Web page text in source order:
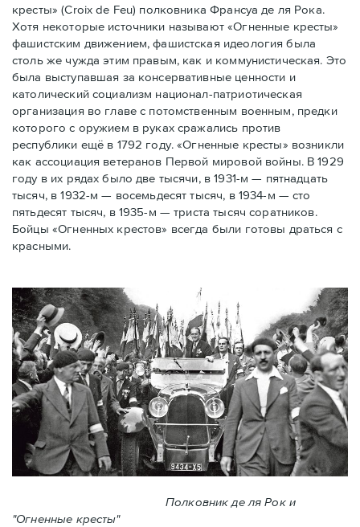
кресты» (Croix de Feu) полковника Франсуа де ля Рока.
Хотя некоторые источники называют «Огненные крeсты»
фашистским движением, фашистская идеология была
столь же чужда этим правым, как и коммунистическая. Это
была выступавшая за консервативные ценности и
католический социализм национал-патриотическая
организация во главе с потомственным военным, предки
которого с оружием в руках сражались против
республики ещё в 1792 году. «Огненные кресты» возникли
как ассоциация ветеранов Первой мировой войны. В 1929
году в их рядах было две тысячи, в 1931-м — пятнадцать
тысяч, в 1932-м — восемьдесят тысяч, в 1934-м — сто
пятьдесят тысяч, в 1935-м — триста тысяч соратников.
Бойцы «Огненных крестов» всегда были готовы драться с
красными.
Полковник де ля Рок и
"Огненные кресты"